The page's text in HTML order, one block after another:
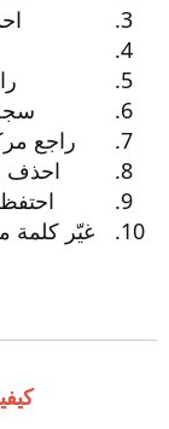
راجع
احذف
غيّر كلمة